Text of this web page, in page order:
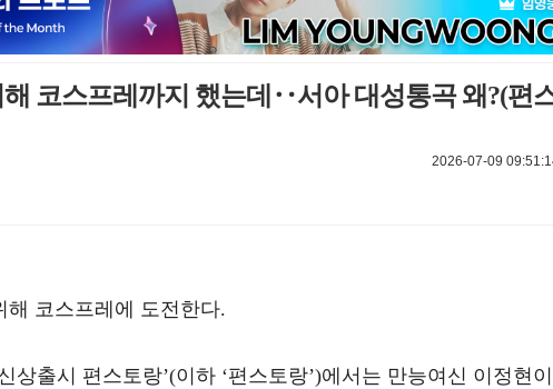
해 코스프레까지 했는데‥서아 대성통곡 왜?(편
2026-07-09
해 코스프레에 도전한다.
상출시 편스토랑’(이하 ‘편스토랑’)에서는 만능여신 이정현